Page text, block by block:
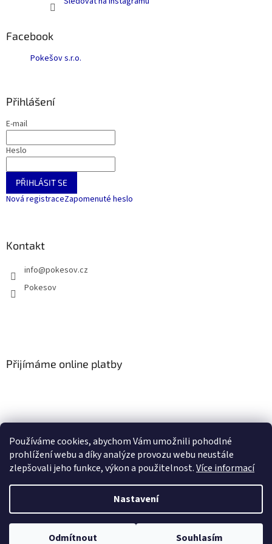
Používáme cookies, abychom Vám umožnili pohodlné
prohlížení webu a díky analýze provozu webu neustále
zlepšovali jeho funkce, výkon a použitelnost.Více informací
Nastavení
Odmítnout Souhlasím
U vybraných produktů může být objednávka množstevně omezena dle
Facebook
Pokešov s.r.o.
Přihlášení
E-mail
Heslo
PŘIHLÁSIT SE
Nová registraceZapomenuté heslo
Kontakt
info@pokesov.cz
Pokesov
Přijímáme online platby
SLOVNÍČEK POJMŮ
Vytvořil Shoptet
Copyright 2026Pokešov s.r.o. . Všechna práva vyhrazena.